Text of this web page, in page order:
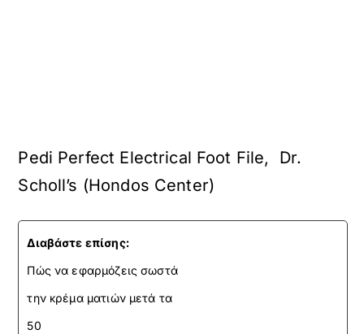
Pedi Perfect Electrical Foot File, Dr.
Scholl’s (Hondos Center)
Διαβάστε επίσης:
Πώς να εφαρμόζεις σωστά
την κρέμα ματιών μετά τα
50